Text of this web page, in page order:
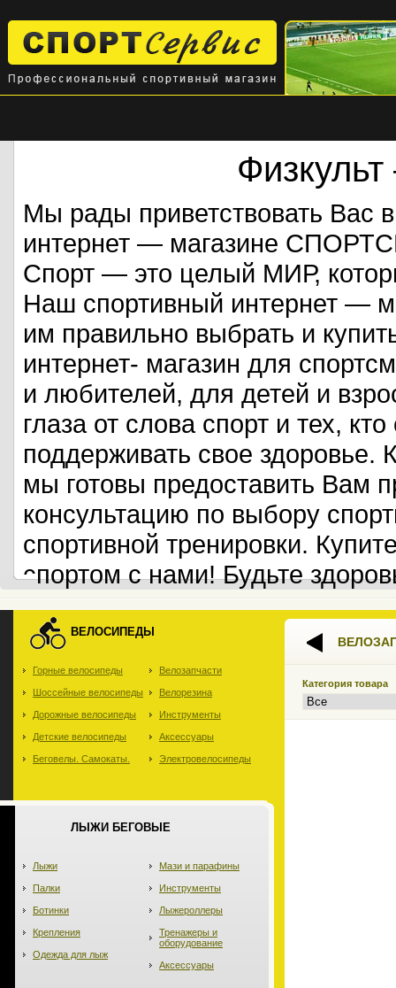
Мы рады приветствовать Вас
интернет — магазине
Спорт — это целый МИР,
Наш спортивный интернет —
им правильно выбрать и
интернет- магазин для
и любителей, для детей и
глаза от слова спорт и тех,
поддерживать свое
мы готовы предоставить Вам
консультацию по выбору
спортивной тренировки.
спортом с нами! Будьте
ВЕЛОСИПЕДЫ
Горные велосипеды
Шоссейные велосипеды
Дорожные велосипеды
Детские велосипеды
Беговелы. Самокаты.
Велозапчасти
Велорезина
Инструменты
Аксессуары
Электровелосипеды
ЛЫЖИ БЕГОВЫЕ
Лыжи
Палки
Ботинки
Крепления
Одежда для лыж
Мази и парафины
Инструменты
Лыжероллеры
Тренажеры и
оборудование
Аксессуары
Категория товара